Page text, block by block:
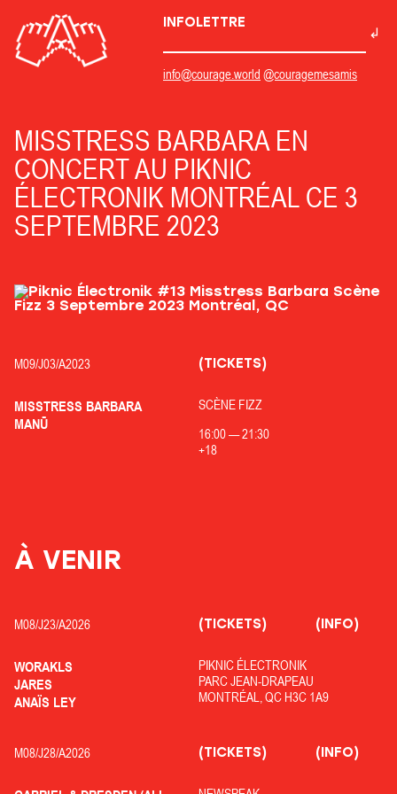
INFOLETTRE
info@courage.world @couragemesamis
MISSTRESS BARBARA EN
CONCERT AU PIKNIC
ÉLECTRONIK MONTRÉAL CE 3
SEPTEMBRE 2023
M09/J03/A2023
MISSTRESS BARBARA
MANŪ
SCÈNE FIZZ
16:00—21:30
+18
(TICKETS)
À VENIR
M08/J23/A2026
WORAKLS
JARES
ANAÏS LEY
PIKNIC ÉLECTRONIK
PARC JEAN-DRAPEAU
MONTRÉAL, QC H3C 1A9
(TICKETS) (INFO)
M08/J28/A2026 (TICKETS) (INFO)